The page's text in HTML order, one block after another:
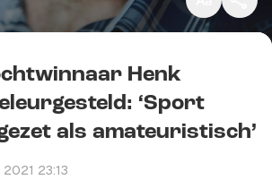
Kopieer link
Henk
‘Sport
als amateuristisch’
23:13